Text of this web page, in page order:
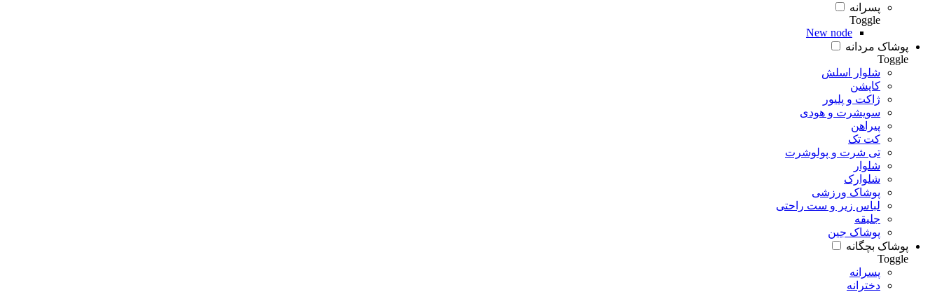
پسرانه
Toggle
New node
پوشاک مردانه
Toggle
شلوار اسلش
کاپشن
ژاکت و پلیور
سویشرت و هودی
پیراهن
کت تک
تی شرت و پولوشرت
شلوار
شلوارک
پوشاک ورزشی
لباس زیر و ست راحتی
جلیقه
پوشاک جین
پوشاک بچگانه
Toggle
پسرانه
دخترانه